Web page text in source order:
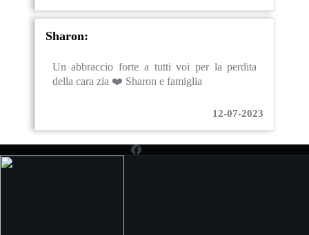
Sharon:
Un abbraccio forte a tutti voi per la perdita
della cara zia ❤️ Sharon e famiglia
12-07-2023